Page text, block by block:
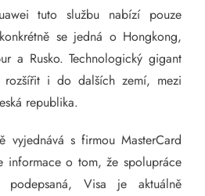
tuto službu nabízí pouze
se jedná o Hongkong,
a Rusko. Technologický gigant
rozšířit i do dalších zemí, mezi
republika.
vyjednává s firmou MasterCard
informace o tom, že spolupráce
Visa je aktuálně